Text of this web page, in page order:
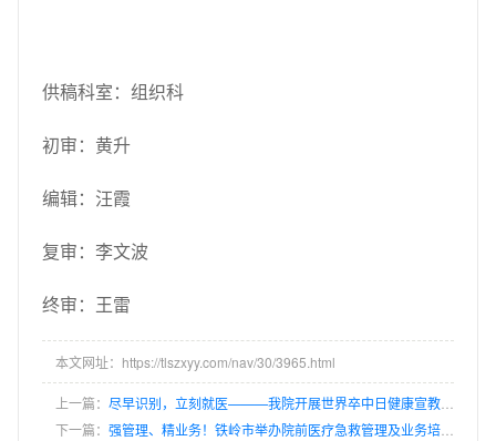
供稿科室：组织科
初审：黄升
编辑：汪霞
复审：李文波
终审：王雷
本文网址：https://tlszxyy.com/nav/30/3965.html
上一篇： 尽早识别，立刻就医———我院开展世界卒中日健康宣教义诊活动
下一篇： 强管理、精业务！铁岭市举办院前医疗急救管理及业务培训班，守护生命“第一棒”